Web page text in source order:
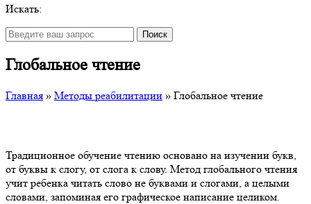
Искать:
Поиск
Глобальное чтение
Главная » Методы реабилитации » Глобальное чтение
Традиционное обучение чтению основано на изучении букв,
от буквы к слогу, от слога к слову. Метод глобального чтения
учит ребенка читать слово не буквами и слогами, а целыми
словами, запоминая его графическое написание целиком.